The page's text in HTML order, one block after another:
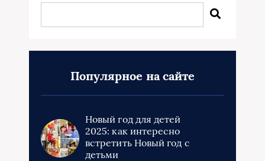
Популярное на сайте
Новый год для детей
2025: как интересно
встретить Новый год с
детьми